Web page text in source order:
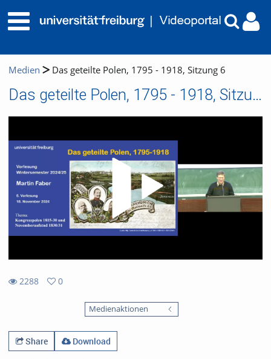
Medien Das geteilte Polen, 1795 - 1918, Sitzung 6
Das geteilte Polen, 1795 - 1918, Sitzung 6
2288
0
Medienaktionen
Share Download